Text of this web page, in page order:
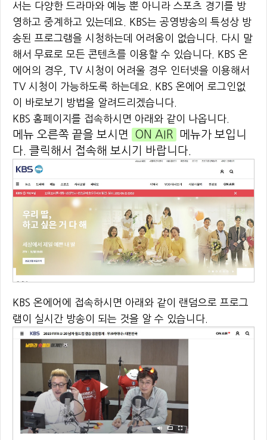
서는 다양한 드라마와 예능 뿐 아니라 스포츠 경기를 방
영하고 중계하고 있는데요. KBS는 공영방송의 특성상 방
송된 프로그램을 시청하는데 어려움이 없습니다. 다시 말
해서 무료로 모든 콘텐츠를 이용할 수 있습니다. KBS 온
에어의 경우, TV 시청이 어려울 경우 인터넷을 이용해서
TV 시청이 가능하도록 하는데요. KBS 온에어 로그인없
이 바로보기 방법을 알려드리겠습니다.
KBS 홈페이지를 접속하시면 아래와 같이 나옵니다.
메뉴 오른쪽 끝을 보시면 ON AIR
메뉴가 보입니
다. 클릭해서 접속해 보시기 바랍니다.
KBS 온에어에 접속하시면 아래와 같이 랜덤으로 프로그
램이 실시간 방송이 되는 것을 알 수 있습니다.